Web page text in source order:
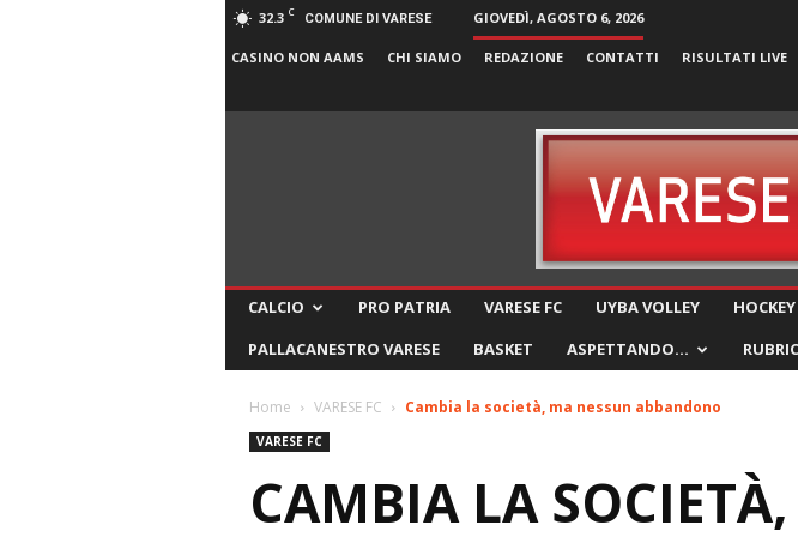
32.3 C COMUNE DI VARESE GIOVEDÌ, AGOSTO 6, 2026
CASINO NON AAMS CHI SIAMO REDAZIONE CONTATTI RISULTATI LIVE
CALCIO PRO PATRIA VARESE FC UYBA VOLLEY HOCKEY
PALLACANESTRO VARESE
BASKET ASPETTANDO…
Home VARESE FC Cambia la società, ma nessun abbandono
VARESE FC
CAMBIA LA